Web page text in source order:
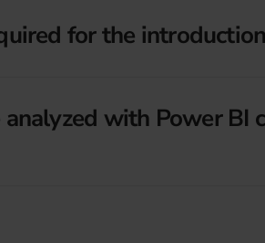
for the
with Power BI